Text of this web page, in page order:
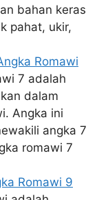
bahan keras
pahat, ukir,
Romawi
7 adalah
dalam
Angka ini
angka 7
romawi 7
Romawi 9